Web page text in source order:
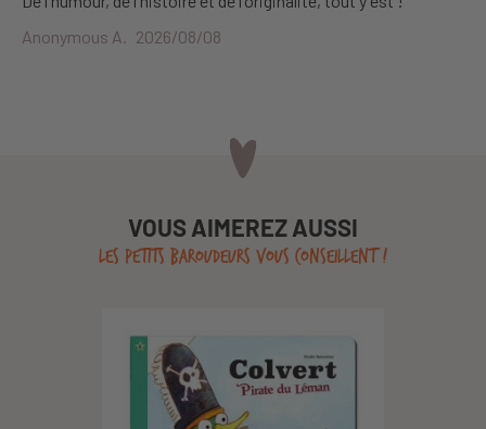
Anonymous A. 2026/08/08
VOUS AIMEREZ AUSSI
LES PETITS BAROUDEURS VOUS CONSEILLENT !